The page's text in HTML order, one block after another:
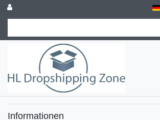
Informationen